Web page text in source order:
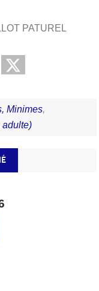
PATUREL
Minimes
adulte)